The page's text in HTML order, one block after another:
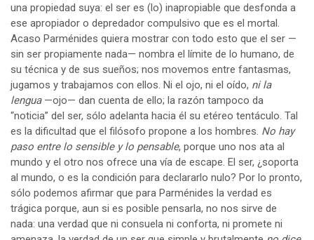
una propiedad suya: el ser es (lo) inapropiable que desfonda a
ese apropiador o depredador compulsivo que es el mortal.
Acaso Parménides quiera mostrar con todo esto que el ser —
sin ser propiamente nada— nombra el límite de lo humano, de
su técnica y de sus sueños; nos movemos entre fantasmas,
jugamos y trabajamos con ellos. Ni el ojo, ni el oído, ni la
lengua—ojo— dan cuenta de ello; la razón tampoco da
“noticia” del ser, sólo adelanta hacia él su etéreo tentáculo. Tal
es la dificultad que el filósofo propone a los hombres. No hay
paso entre lo sensible y lo pensable, porque uno nos ata al
mundo y el otro nos ofrece una vía de escape. El ser, ¿soporta
al mundo, o es la condición para declararlo nulo? Por lo pronto,
sólo podemos afirmar que para Parménides la verdad es
trágica porque, aun si es posible pensarla, no nos sirve de
nada: una verdad que ni consuela ni conforta, ni promete ni